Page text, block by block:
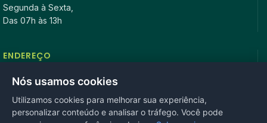
Segunda à Sexta,
Das 07h às 13h
ENDEREÇO
Rua Antonio Tavares, n° 3310, Centro CEP: 78.280-000 -
Mirassol D’Oeste, MT
Nós usamos cookies
Utilizamos cookies para melhorar sua experiência,
personalizar conteúdo e analisar o tráfego. Você pode